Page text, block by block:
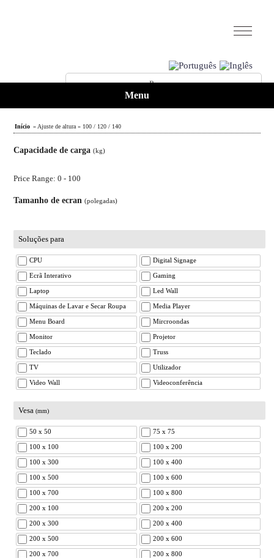
Menu
Início » Ajuste de altura » 100 / 120 / 140
Capacidade de carga(kg)
Price Range: 0 - 100
Tamanho de ecran(polegadas)
Soluções para
CPU Digital Signage
Ecrã Interativo Gaming
Laptop Led Wall
Máquinas de Lavar e Secar Roupa Media Player
Menu Board Mircroondas
Monitor Projetor
Teclado Truss
TV Utilizador
Video Wall Videoconferência
Vesa (mm)
50 x 50 75 x 75
100 x 100 100 x 200
100 x 300 100 x 400
100 x 500 100 x 600
100 x 700 100 x 800
200 x 100 200 x 200
200 x 300 200 x 400
200 x 500 200 x 600
200 x 700 200 x 800